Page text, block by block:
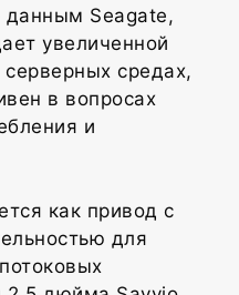
данным Seagate,
увеличенной
средах,
в вопросах
и
как привод с
для